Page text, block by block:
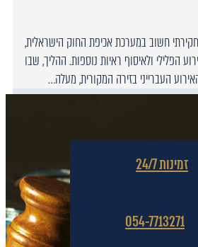
חשוב במערכת אכיפת החוק הישראלית,
הפלילי ולאיסוף ראיות נוספות. ההליך, שבו
העברייני בזירה המקורית, מעלה…
זמינות 24/7
054-7713271